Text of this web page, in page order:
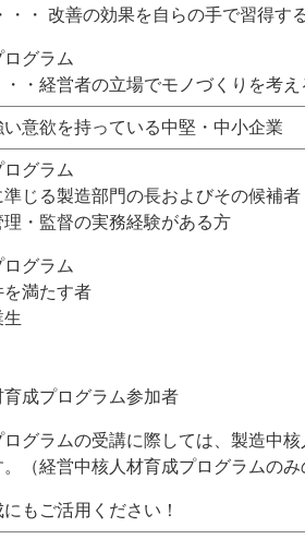
・・ 改善の効果を自らの手で習得す
グラム
・・経営者の立場でモノづくりを考え
意欲を持っている中堅・中小企業
グラム
準じる製造部門の長およびその候補者
理・監督の実務経験がある方
グラム
を満たす者
生
成プログラム参加者
グラムの受講に際しては、製造中
（経営中核人材育成プログラムのみ
もご活用ください！